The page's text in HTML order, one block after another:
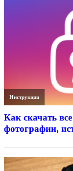
Инструкции
Как скачать
фотографии,